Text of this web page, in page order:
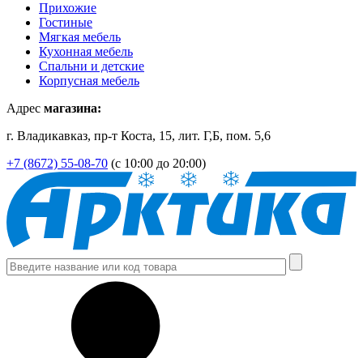
Прихожие
Гостиные
Мягкая мебель
Кухонная мебель
Спальни и детские
Корпусная мебель
Адрес магазина:
г. Владикавказ, пр-т Коста, 15, лит. Г,Б, пом. 5,6
+7 (8672) 55-08-70 (с 10:00 до 20:00)